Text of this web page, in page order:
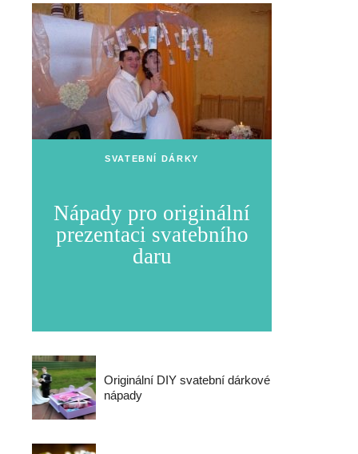
SVATEBNÍ DÁRKY
Nápady pro originální
prezentaci svatebního
daru
Originální DIY svatební dárkové
nápady